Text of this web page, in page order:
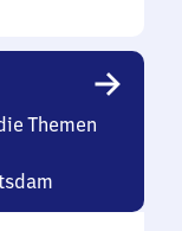
Themen